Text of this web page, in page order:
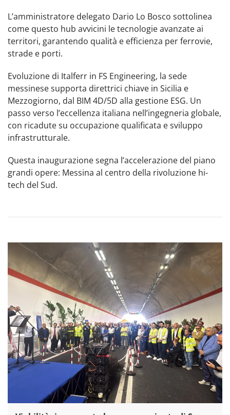
L’amministratore delegato Dario Lo Bosco sottolinea
come questo hub avvicini le tecnologie avanzate ai
territori, garantendo qualità e efficienza per ferrovie,
strade e porti.
Evoluzione di Italferr in FS Engineering, la sede
messinese supporta direttrici chiave in Sicilia e
Mezzogiorno, dal BIM 4D/5D alla gestione ESG. Un
passo verso l’eccellenza italiana nell’ingegneria globale,
con ricadute su occupazione qualificata e sviluppo
infrastrutturale.
Questa inaugurazione segna l’accelerazione del piano
grandi opere: Messina al centro della rivoluzione hi-
tech del Sud.